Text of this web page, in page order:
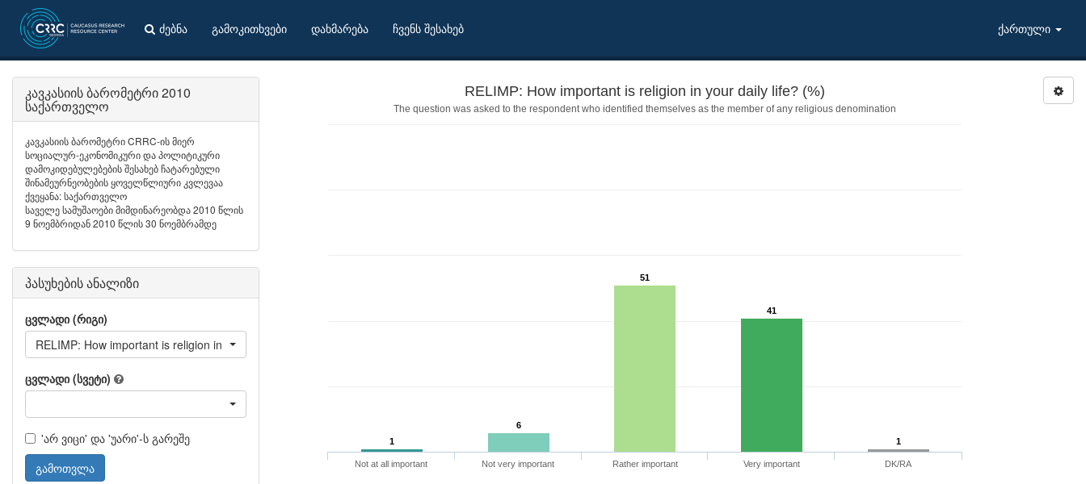
ძებნა გამოკითხვები დახმარება ჩვენს შესახებ ქართული
RELIMP: How important is religion in your daily life? (%)
The question was asked to the respondent who identified themselves as the member of any religious denomination
1
6
51
41
1
Not at all important Not very important Rather important Very important DK/RA
კავკასიის ბარომეტრი 2010
საქართველო
კავკასიის ბარომეტრი CRRC-ის მიერ
სოციალურ-ეკონომიკური და პოლიტიკური
დამოკიდებულებების შესახებ ჩატარებული
შინამეურნეობების ყოველწლიური კვლევაა
ქვეყანა: საქართველო
საველე სამუშაოები მიმდინარეობდა 2010 წლის
9 ნოემბრიდან 2010 წლის 30 ნოემბრამდე
პასუხების ანალიზი
ცვლადი (რიგი)
RELIMP: How important is religion in your daily life?
ცვლადი (სვეტი)
'არ ვიცი' და 'უარი'-ს გარეშე
გამოთვლა